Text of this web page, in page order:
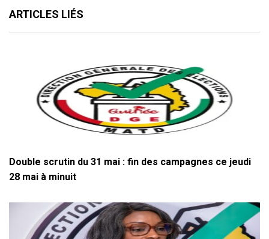
ARTICLES LIÉS
Double scrutin du 31 mai : fin des campagnes ce jeudi
28 mai à minuit